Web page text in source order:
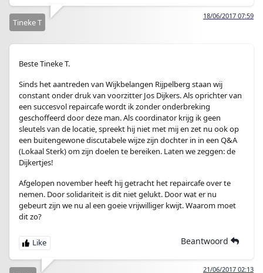
18/06/2017 07:59
Tineke T
Beste Tineke T.
Sinds het aantreden van Wijkbelangen Rijpelberg staan wij
constant onder druk van voorzitter Jos Dijkers. Als oprichter van
een succesvol repaircafe wordt ik zonder onderbreking
geschoffeerd door deze man. Als coordinator krijg ik geen
sleutels van de locatie, spreekt hij niet met mij en zet nu ook op
een buitengewone discutabele wijze zijn dochter in in een Q&A
(Lokaal Sterk) om zijn doelen te bereiken. Laten we zeggen: de
Dijkertjes!
Afgelopen november heeft hij getracht het repaircafe over te
nemen. Door solidariteit is dit niet gelukt. Door wat er nu
gebeurt zijn we nu al een goeie vrijwilliger kwijt. Waarom moet
dit zo?
Beantwoord
21/06/2017 02:13